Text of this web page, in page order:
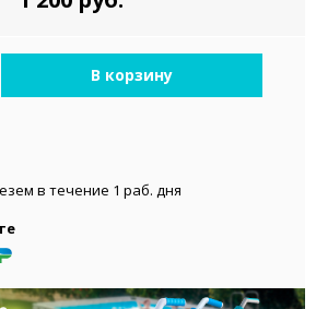
В корзину
в течение 1 раб. дня